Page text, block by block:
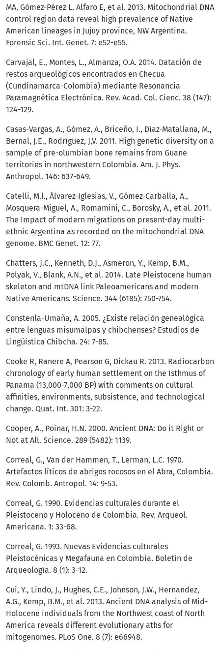
MA, Gómez-Pérez L, Alfaro E, et al. 2013. Mitochondrial DNA
control region data reveal high prevalence of Native
American lineages in Jujuy province, NW Argentina.
Forensic Sci. Int. Genet. 7: e52-e55.
Carvajal, E., Montes, L., Almanza, O.A. 2014. Datación de
restos arqueológicos encontrados en Checua
(Cundinamarca-Colombia) mediante Resonancia
Paramagnética Electrónica. Rev. Acad. Col. Cienc. 38 (147):
124-129.
Casas-Vargas, A., Gómez, A., Briceño, I., Díaz-Matallana, M.,
Bernal, J.E., Rodríguez, J,V. 2011. High genetic diversity on a
sample of pre-olumbian bone remains from Guane
territories in northwestern Colombia. Am. J. Phys.
Anthropol. 146: 637-649.
Catelli, M.l., Álvarez-Iglesias, V., Gómez-Carballa, A.,
Mosquera-Miguel, A., Romamini, C., Borosky, A., et al. 2011.
The Impact of modern migrations on present-day multi-
ethnic Argentina as recorded on the mitochondrial DNA
genome. BMC Genet. 12: 77.
Chatters, J.C., Kenneth, D.J., Asmeron, Y., Kemp, B.M.,
Polyak, V., Blank, A.N., et al. 2014. Late Pleistocene human
skeleton and mtDNA link Paleoamericans and modern
Native Americans. Science. 344 (6185): 750-754.
Constenla-Umaña, A. 2005. ¿Existe relación genealógica
entre lenguas misumalpas y chibchenses? Estudios de
Lingüística Chibcha. 24: 7-85.
Cooke R, Ranere A, Pearson G, Dickau R. 2013. Radiocarbon
chronology of early human settlement on the Isthmus of
Panama (13,000-7,000 BP) with comments on cultural
affinities, environments, subsistence, and technological
change. Quat. Int. 301: 3-22.
Cooper, A., Poinar, H.N. 2000. Ancient DNA: Do it Right or
Not at All. Science. 289 (5482): 1139.
Correal, G., Van der Hammen, T., Lerman, L.C. 1970.
Artefactos líticos de abrigos rocosos en el Abra, Colombia.
Rev. Colomb. Antropol. 14: 9-53.
Correal, G. 1990. Evidencias culturales durante el
Pleistoceno y Holoceno de Colombia. Rev. Arqueol.
Americana. 1: 33-68.
Correal, G. 1993. Nuevas Evidencias culturales
Pleistocénicas y Megafauna en Colombia. Boletín de
Arqueología. 8 (1): 3-12.
Cui, Y., Lindo, J., Hughes, C.E., Johnson, J.W., Hernandez,
A.G., Kemp, B.M., et al. 2013. Ancient DNA analysis of Mid-
Holocene individuals from the Northwest coast of North
America reveals different evolutionary aths for
mitogenomes. PLoS One. 8 (7): e66948.